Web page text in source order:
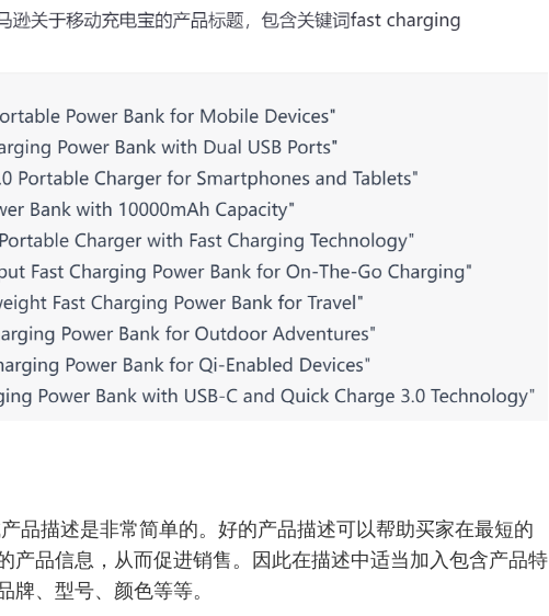
品描述是非常简单的。好的产品描述可以帮助买家在最短的
产品信息，从而促进销售。因此在描述中适当加入包含产品特
牌、型号、颜色等等。